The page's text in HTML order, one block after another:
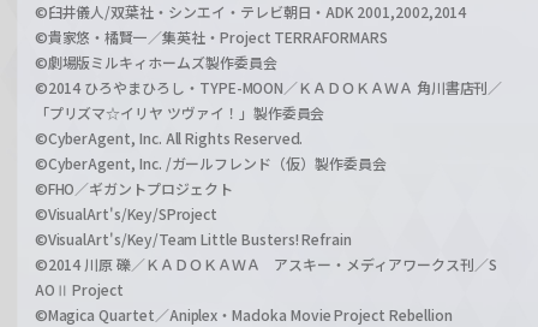
©臼井儀人/双葉社・シンエイ・テレビ朝日・ADK 2001,2002,2014
©貴家悠・橘賢一／集英社・Project TERRAFORMARS
©劇場版ミルキィホームズ製作委員会
©2014 ひろやまひろし・TYPE-MOON／ＫＡＤＯＫＡＷＡ 角川書店刊／
「プリズマ☆イリヤ ツヴァイ！」製作委員会
©CyberAgent, Inc. All Rights Reserved.
©CyberAgent, Inc. /ガールフレンド（仮）製作委員会
©FHO／ギガントプロジェクト
©VisualArt's/Key/SProject
©VisualArt's/Key/Team Little Busters! Refrain
©2014 川原 礫／ＫＡＤＯＫＡＷＡ アスキー・メディアワークス刊／S
AOⅡ Project
©Magica Quartet／Aniplex・Madoka Movie Project Rebellion